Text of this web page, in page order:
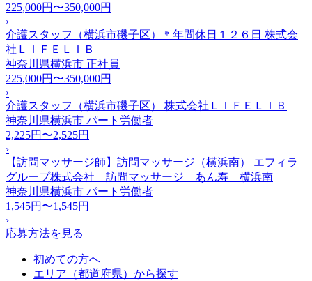
225,000円〜350,000円
›
介護スタッフ（横浜市磯子区）＊年間休日１２６日 株式会
社ＬＩＦＥＬＩＢ
神奈川県横浜市 正社員
225,000円〜350,000円
›
介護スタッフ（横浜市磯子区） 株式会社ＬＩＦＥＬＩＢ
神奈川県横浜市 パート労働者
2,225円〜2,525円
›
【訪問マッサージ師】訪問マッサージ（横浜南） エフィラ
グループ株式会社 訪問マッサージ あん寿 横浜南
神奈川県横浜市 パート労働者
1,545円〜1,545円
›
応募方法を見る
初めての方へ
エリア（都道府県）から探す